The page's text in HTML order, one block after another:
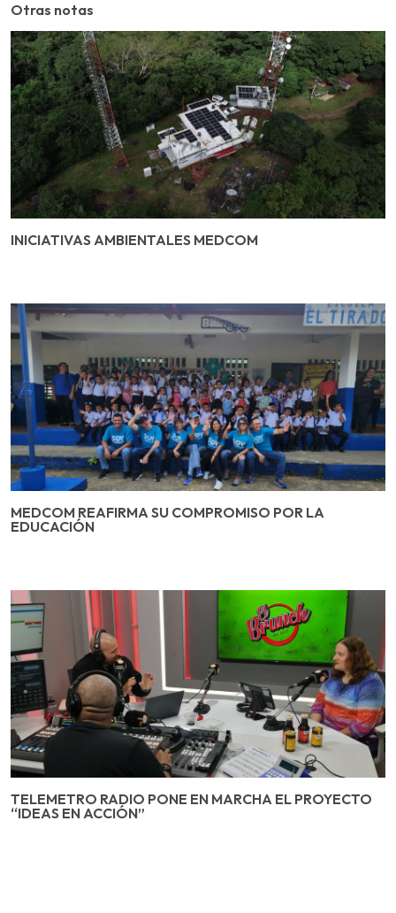
Otras notas
INICIATIVAS AMBIENTALES MEDCOM
MEDCOM REAFIRMA SU COMPROMISO POR LA
EDUCACIÓN
TELEMETRO RADIO PONE EN MARCHA EL PROYECTO
“IDEAS EN ACCIÓN”